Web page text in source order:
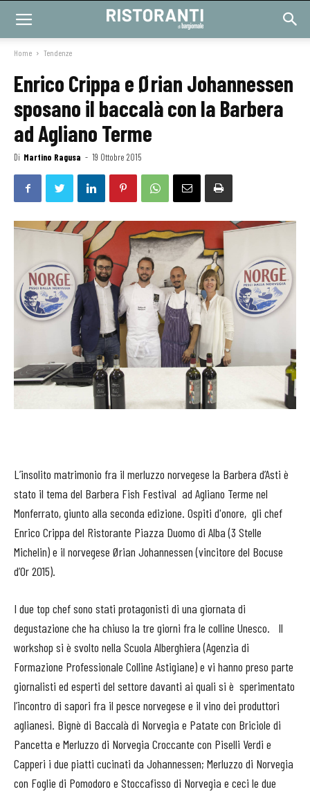
Home Tendenze
Enrico Crippa e Ørian Johannessen
sposano il baccalà con la Barbera
ad Agliano Terme
Di Martino Ragusa - 19 Ottobre 2015
L’insolito matrimonio fra il merluzzo norvegese la Barbera d’Asti è
stato il tema del Barbera Fish Festival ad Agliano Terme nel
Monferrato, giunto alla seconda edizione. Ospiti d'onore, gli chef
Enrico Crippa del Ristorante Piazza Duomo di Alba (3 Stelle
Michelin) e il norvegese Ørian Johannessen (vincitore del Bocuse
d’Or 2015).
I due top chef sono stati protagonisti di una giornata di
degustazione che ha chiuso la tre giorni fra le colline Unesco. Il
workshop si è svolto nella Scuola Alberghiera (Agenzia di
Formazione Professionale Colline Astigiane) e vi hanno preso parte
giornalisti ed esperti del settore davanti ai quali si è sperimentato
l’incontro di sapori fra il pesce norvegese e il vino dei produttori
aglianesi. Bignè di Baccalà di Norvegia e Patate con Briciole di
Pancetta e Merluzzo di Norvegia Croccante con Piselli Verdi e
Capperi i due piatti cucinati da Johannessen; Merluzzo di Norvegia
con Foglie di Pomodoro e Stoccafisso di Norvegia e ceci le due